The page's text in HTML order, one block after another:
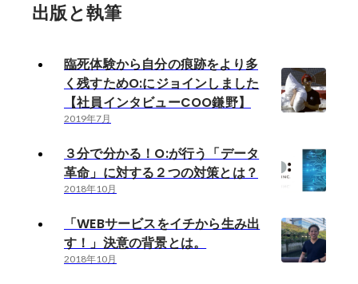
出版と執筆
臨死体験から自分の痕跡をより多
く残すためO:にジョインしました
【社員インタビューCOO鎌野】
2019年7月
３分で分かる！O:が行う「データ
革命」に対する２つの対策とは？
2018年10月
「WEBサービスをイチから生み出
す！」決意の背景とは。
2018年10月